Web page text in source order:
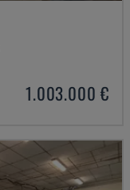
1.003.000 €